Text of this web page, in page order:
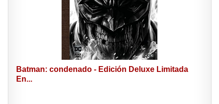
Batman: condenado - Edición Deluxe Limitada
En...